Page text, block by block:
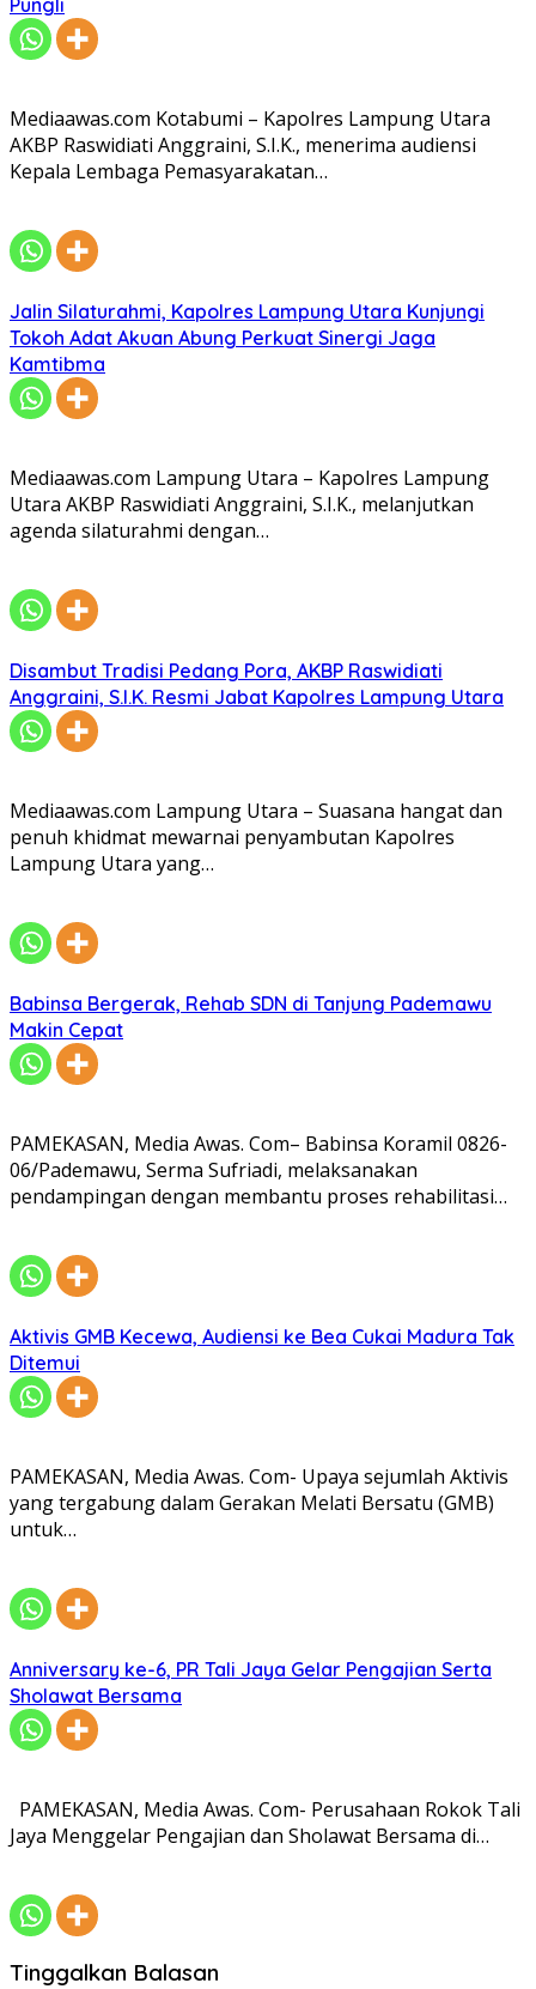
Mediaawas.com Kotabumi – Kapolres Lampung Utara
AKBP Raswidiati Anggraini, S.I.K., menerima audiensi
Kepala Lembaga Pemasyarakatan…
Jalin Silaturahmi, Kapolres Lampung Utara Kunjungi
Tokoh Adat Akuan Abung Perkuat Sinergi Jaga
Kamtibma
Mediaawas.com Lampung Utara – Kapolres Lampung
Utara AKBP Raswidiati Anggraini, S.I.K., melanjutkan
agenda silaturahmi dengan…
Disambut Tradisi Pedang Pora, AKBP Raswidiati
Anggraini, S.I.K. Resmi Jabat Kapolres Lampung Utara
Mediaawas.com Lampung Utara – Suasana hangat dan
penuh khidmat mewarnai penyambutan Kapolres
Lampung Utara yang…
Babinsa Bergerak, Rehab SDN di Tanjung Pademawu
Makin Cepat
PAMEKASAN, Media Awas. Com– Babinsa Koramil 0826-
06/Pademawu, Serma Sufriadi, melaksanakan
pendampingan dengan membantu proses rehabilitasi…
Aktivis GMB Kecewa, Audiensi ke Bea Cukai Madura Tak
Ditemui
PAMEKASAN, Media Awas. Com- Upaya sejumlah Aktivis
yang tergabung dalam Gerakan Melati Bersatu (GMB)
untuk…
Anniversary ke-6, PR Tali Jaya Gelar Pengajian Serta
Sholawat Bersama
PAMEKASAN, Media Awas. Com- Perusahaan Rokok Tali
Jaya Menggelar Pengajian dan Sholawat Bersama di…
Tinggalkan Balasan